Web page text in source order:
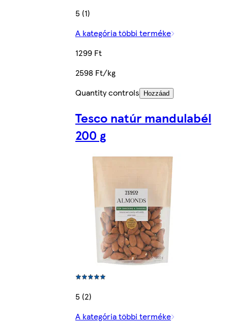
5 (1)
A kategória többi terméke
1299 Ft
2598 Ft/kg
Quantity controls
Hozzáad
Tesco natúr mandulabél
200 g
5 (2)
A kategória többi terméke